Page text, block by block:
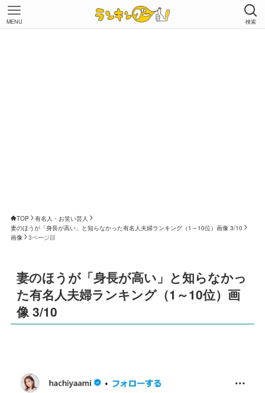
検索
MENU
TOP
有名人・お笑い芸人
妻のほうが「身長が高い」と知らなかった有名人夫婦ランキング（1～10位）画像 3/10
画像
3ページ目
妻のほうが「身長が高い」と知らなかっ
た有名人夫婦ランキング（1～10位）画
像 3/10